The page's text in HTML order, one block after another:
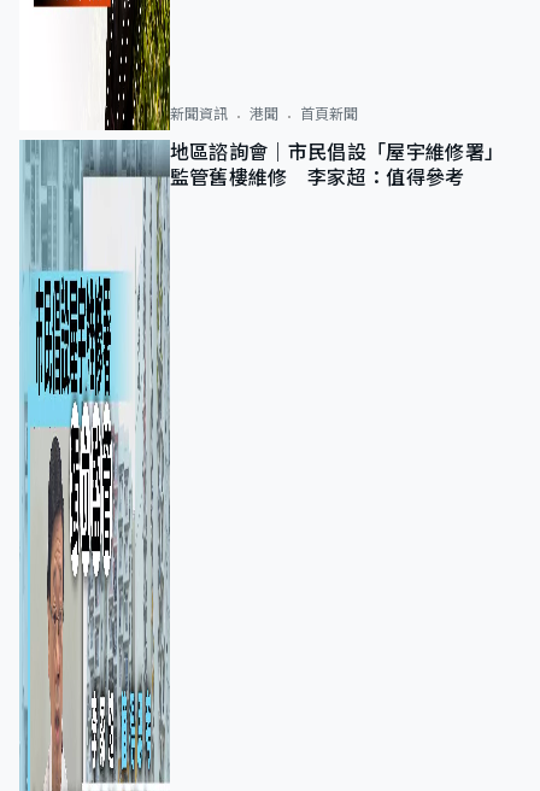
新聞資訊 港聞 首頁新聞
地區諮詢會｜市民倡設「屋宇維修署」
監管舊樓維修 李家超：值得參考